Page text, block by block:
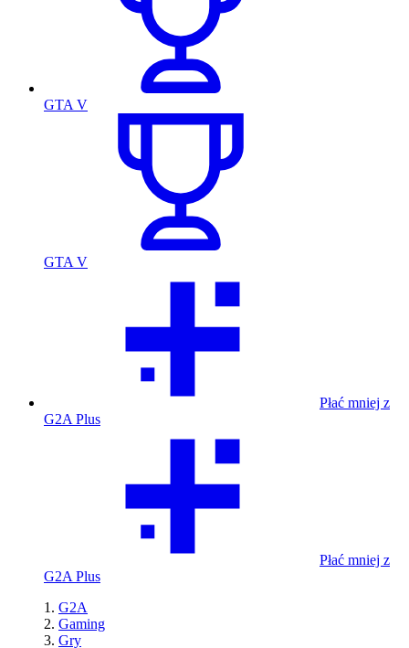
GTA V
GTA V
Płać mniej z
G2A Plus
Płać mniej z
G2A Plus
G2A
Gaming
Gry